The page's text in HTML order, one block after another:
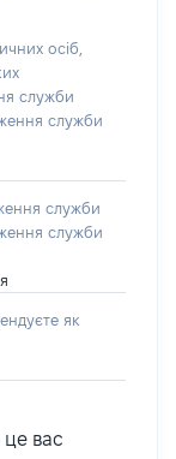
осіб,
служби
служби
служби
служби
як
це вас